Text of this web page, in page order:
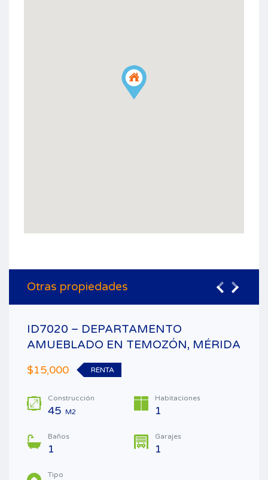
Otras propiedades
ID7020 – DEPARTAMENTO
AMUEBLADO EN TEMOZÓN, MÉRIDA
$15,000
RENTA
Construcción
45 M2
Habitaciones
1
Baños
1
Garajes
1
Tipo